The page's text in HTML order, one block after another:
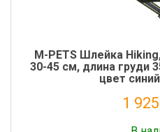
M-PETS Шлейка
30-45 см, длина груди
цвет
1